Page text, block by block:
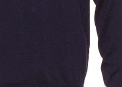
ja kylpytakit
ja syystakit